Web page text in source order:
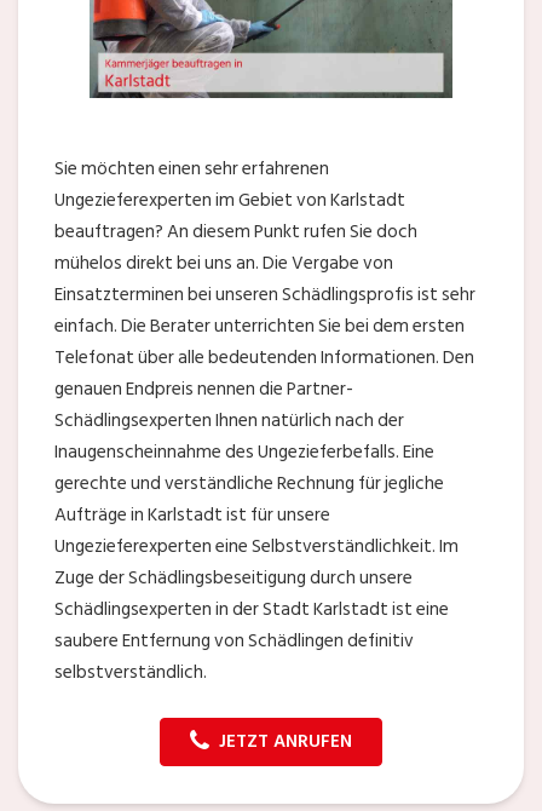
Sie möchten einen sehr erfahrenen
Ungezieferexperten im Gebiet von Karlstadt
beauftragen? An diesem Punkt rufen Sie doch
mühelos direkt bei uns an. Die Vergabe von
Einsatzterminen bei unseren Schädlingsprofis ist sehr
einfach. Die Berater unterrichten Sie bei dem ersten
Telefonat über alle bedeutenden Informationen. Den
genauen Endpreis nennen die Partner-
Schädlingsexperten Ihnen natürlich nach der
Inaugenscheinnahme des Ungezieferbefalls. Eine
gerechte und verständliche Rechnung für jegliche
Aufträge in Karlstadt ist für unsere
Ungezieferexperten eine Selbstverständlichkeit. Im
Zuge der Schädlingsbeseitigung durch unsere
Schädlingsexperten in der Stadt Karlstadt ist eine
saubere Entfernung von Schädlingen definitiv
selbstverständlich.
JETZT ANRUFEN